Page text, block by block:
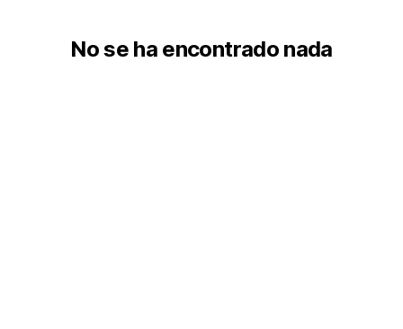
No se ha encontrado nada